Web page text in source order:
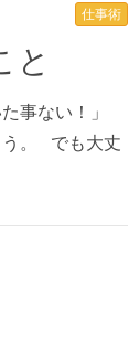
仕事術
と
事ない！」
う。 でも大丈